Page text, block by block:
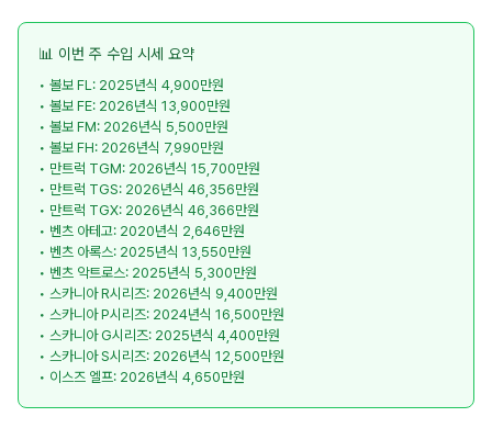
📊 이번 주 수입 시세 요약
• 볼보 FL: 2025년식 4,900만원
• 볼보 FE: 2026년식 13,900만원
• 볼보 FM: 2026년식 5,500만원
• 볼보 FH: 2026년식 7,990만원
• 만트럭 TGM: 2026년식 15,700만원
• 만트럭 TGS: 2026년식 46,356만원
• 만트럭 TGX: 2026년식 46,366만원
• 벤츠 아테고: 2020년식 2,646만원
• 벤츠 아록스: 2025년식 13,550만원
• 벤츠 악트로스: 2025년식 5,300만원
• 스카니아 R시리즈: 2026년식 9,400만원
• 스카니아 P시리즈: 2024년식 16,500만원
• 스카니아 G시리즈: 2025년식 4,400만원
• 스카니아 S시리즈: 2026년식 12,500만원
• 이스즈 엘프: 2026년식 4,650만원